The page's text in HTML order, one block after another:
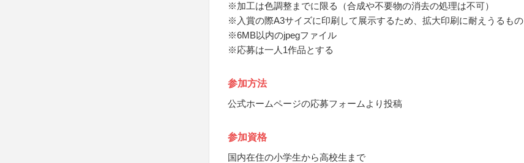
※加工は色調整までに限る（合成や不要物の消去の処理は不可）
※入賞の際A3サイズに印刷して展示するため、拡大印刷に耐えうるもの
※6MB以内のjpegファイル
※応募は一人1作品とする
参加方法
公式ホームページの応募フォームより投稿
参加資格
国内在住の小学生から高校生まで